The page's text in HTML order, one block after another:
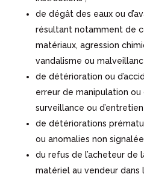
de dégât des eaux ou
résultant notamment de
matériaux, agression
vandalisme ou
de détérioration ou
erreur de manipulation ou
surveillance ou d’entretien
de détériorations
ou anomalies non
du refus de l’acheteur de
matériel au vendeur dans